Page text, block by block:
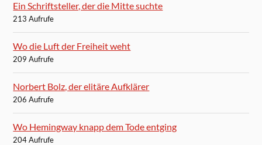
Ein Schriftsteller, der die Mitte suchte
213 Aufrufe
Wo die Luft der Freiheit weht
209 Aufrufe
Norbert Bolz, der elitäre Aufklärer
206 Aufrufe
Wo Hemingway knapp dem Tode entging
204 Aufrufe